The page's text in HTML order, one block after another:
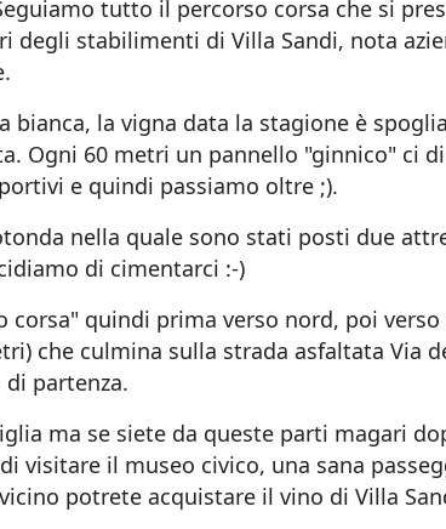
tutto il percorso corsa che si
degli stabilimenti di Villa Sandi, nota
la vigna data la stagione è
Ogni 60 metri un pannello "ginnico" ci
e quindi passiamo oltre ;).
nella quale sono stati posti due
di cimentarci :-)
quindi prima verso nord, poi verso
che culmina sulla strada asfaltata Via
partenza.
ma se siete da queste parti magari
visitare il museo civico, una sana
potrete acquistare il vino di Villa